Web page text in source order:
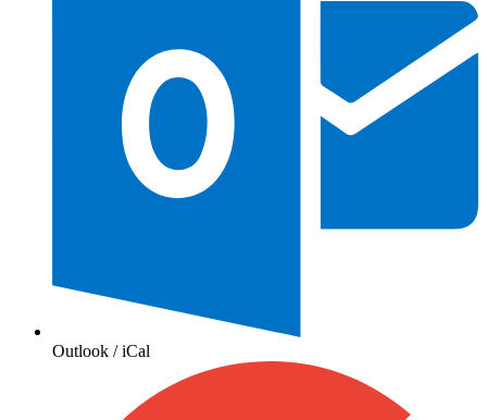
Outlook / iCal